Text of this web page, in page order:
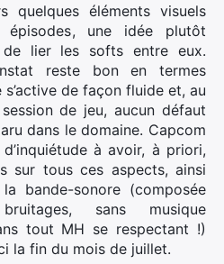
quelques éléments visuels
épisodes, une idée plutôt
de lier les softs entre eux.
reste bon en termes
s’active de façon fluide et, au
de jeu, aucun défaut
dans le domaine. Capcom
à avoir, à priori,
sur tous ces aspects, ainsi
bande-sonore (composée
sans musique
tout MH se respectant !)
la fin du mois de juillet.
×